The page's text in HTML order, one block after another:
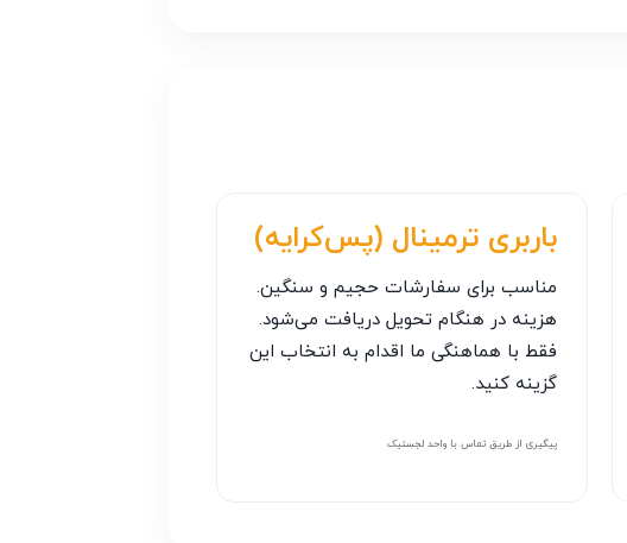
باربری ترمینال (پس‌کرایه)
مناسب برای سفارشات حجیم و سنگین.
هزینه در هنگام تحویل دریافت می‌شود.
فقط با هماهنگی ما اقدام به انتخاب این
گزینه کنید.
پیگیری از طریق تماس با واحد لجستیک